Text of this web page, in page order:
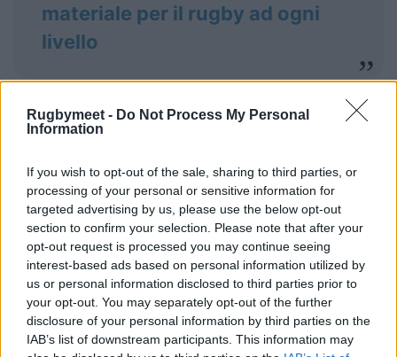
Rugbymeet - Do Not Process My Personal
Information
If you wish to opt-out of the sale, sharing to third parties, or
processing of your personal or sensitive information for
targeted advertising by us, please use the below opt-out
section to confirm your selection. Please note that after your
opt-out request is processed you may continue seeing
interest-based ads based on personal information utilized by
us or personal information disclosed to third parties prior to
your opt-out. You may separately opt-out of the further
disclosure of your personal information by third parties on the
IAB’s list of downstream participants. This information may
materiale per il rugby ad ogni
livello
Visita lo Shop online Rugbymeet